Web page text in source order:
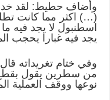
وأضاف حطيط: لقد
(…) اكثر مما كانت
اسطنبول لا يجد فيه
يجد فيه غبارا يحجب
وفي ختام تغريداته
من سطرين يقول بقطع
نوعها ووقف العملية